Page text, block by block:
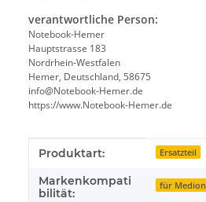
verantwortliche Person:
Notebook-Hemer
Hauptstrasse 183
Nordrhein-Westfalen
Hemer, Deutschland, 58675
info@Notebook-Hemer.de
https://www.Notebook-Hemer.de
Produkteigenschaft
Wert
Produktart: Ersatzteil
Markenkompati
bilität:
für Medion